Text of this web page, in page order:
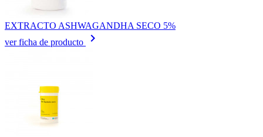
EXTRACTO ASHWAGANDHA SECO 5%
ver ficha de producto
keyboard_arrow_right